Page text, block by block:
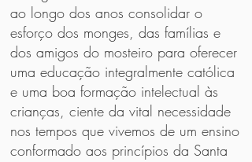
ao longo dos anos consolidar o
esforço dos monges, das famílias e
dos amigos do mosteiro para oferecer
uma educação integralmente católica
e uma boa formação intelectual às
crianças, ciente da vital necessidade
nos tempos que vivemos de um ensino
conformado aos princípios da Santa